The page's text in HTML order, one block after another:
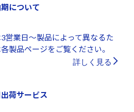
について
営業日～製品によって異なるた
製品ページをご覧ください。
詳しく見る
荷サービス